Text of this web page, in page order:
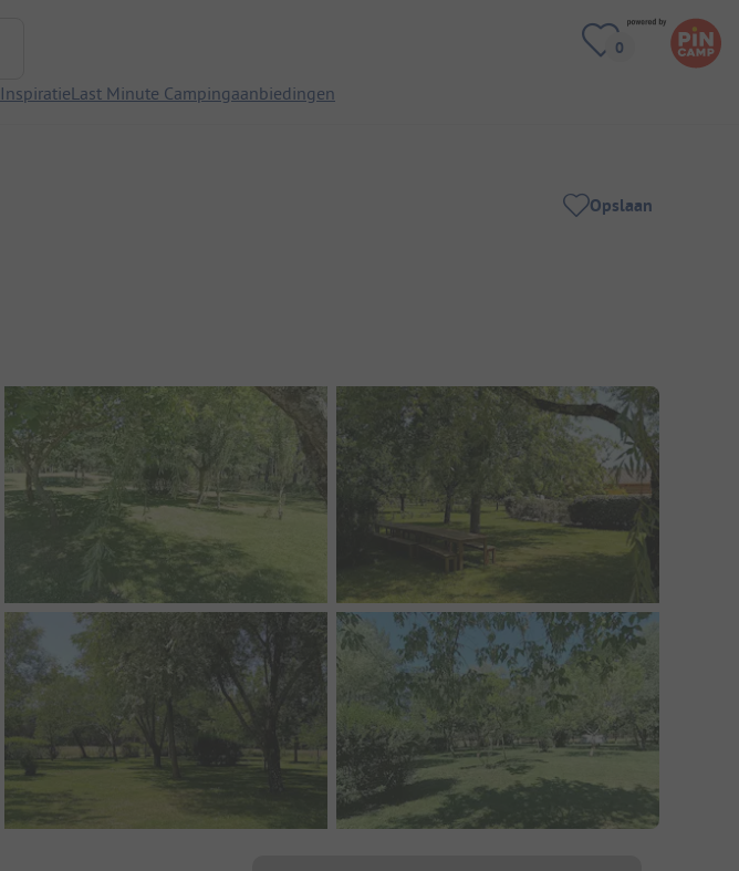
InspiratieLast Minute Campingaanbiedingen
Opslaan